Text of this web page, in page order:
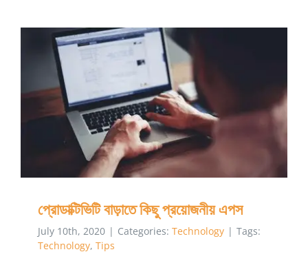
সফটওয়ার
জানা
জরুরি?
প্রোডাক্টিভিটি বাড়াতে কিছু প্রয়োজনীয় এপস
প্রোডাক্টিভিটি বাড়াতে কিছু প্রয়োজনীয় এপস
July 10th, 2020 | Categories: Technology | Tags:
Technology, Tips